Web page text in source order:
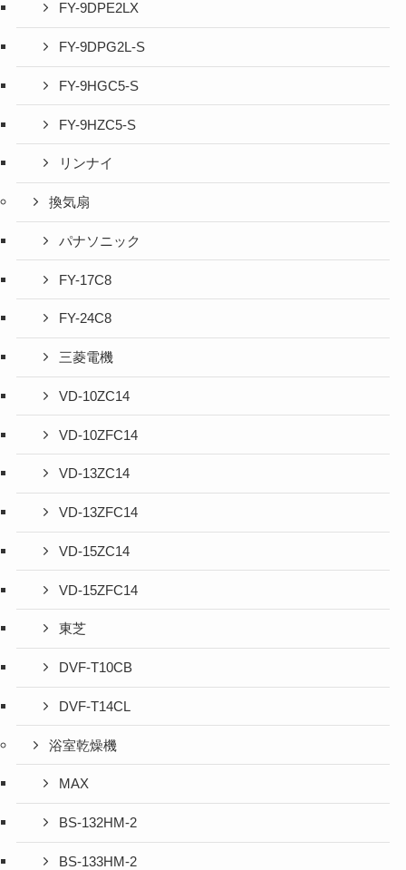
FY-9DPE2LX
FY-9DPG2L-S
FY-9HGC5-S
FY-9HZC5-S
リンナイ
換気扇
パナソニック
FY-17C8
FY-24C8
三菱電機
VD-10ZC14
VD-10ZFC14
VD-13ZC14
VD-13ZFC14
VD-15ZC14
VD-15ZFC14
東芝
DVF-T10CB
DVF-T14CL
浴室乾燥機
MAX
BS-132HM-2
BS-133HM-2